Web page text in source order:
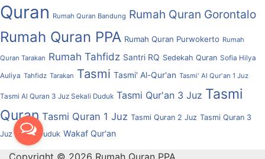
Quran Rumah Quran Bandung Rumah Quran Gorontalo
Rumah Quran PPA Rumah Quran Purwokerto Rumah
Quran Tarakan Rumah Tahfidz Santri RQ Sedekah Quran Sofia Hilya
Auliya Tahfidz Tarakan Tasmi Tasmi' Al-Qur'an Tasmi' Al Qur'an 1 Juz
Tasmi Al Quran 3 Juz Sekali Duduk Tasmi Qur'an 3 Juz Tasmi
Quran Tasmi Quran 1 Juz Tasmi Quran 2 Juz Tasmi Quran 3
Juz Sekali Duduk Wakaf Qur'an